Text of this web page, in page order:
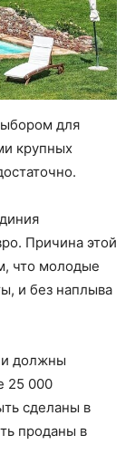
для
крупных
Причина этой
что молодые
и без наплыва
должны
25 000
сделаны в
проданы в